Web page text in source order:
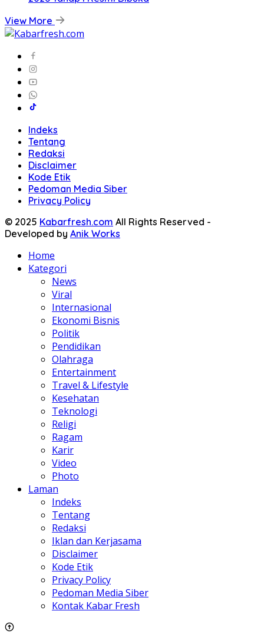
View More
Indeks
Tentang
Redaksi
Disclaimer
Kode Etik
Pedoman Media Siber
Privacy Policy
© 2025 Kabarfresh.com All Rights Reserved -
Developed by Anik Works
Home
Kategori
News
Viral
Internasional
Ekonomi Bisnis
Politik
Pendidikan
Olahraga
Entertainment
Travel & Lifestyle
Kesehatan
Teknologi
Religi
Ragam
Karir
Video
Photo
Laman
Indeks
Tentang
Redaksi
Iklan dan Kerjasama
Disclaimer
Kode Etik
Privacy Policy
Pedoman Media Siber
Kontak Kabar Fresh